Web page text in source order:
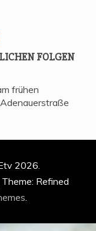
FOLGEN
frühen
2026.
Theme: Refined